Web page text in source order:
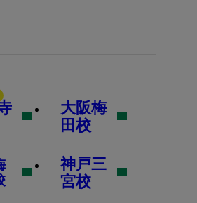
大阪梅
田校
神戸三
宮校